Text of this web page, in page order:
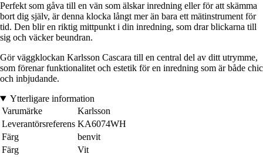
Perfekt som gåva till en vän som älskar inredning eller för att skämma
bort dig själv, är denna klocka långt mer än bara ett mätinstrument för
tid. Den blir en riktig mittpunkt i din inredning, som drar blickarna till
sig och väcker beundran.
Gör väggklockan Karlsson Cascara till en central del av ditt utrymme,
som förenar funktionalitet och estetik för en inredning som är både chic
och inbjudande.
Ytterligare information
Varumärke
Karlsson
Leverantörsreferens KA6074WH
Färg
benvit
Färg
Vit